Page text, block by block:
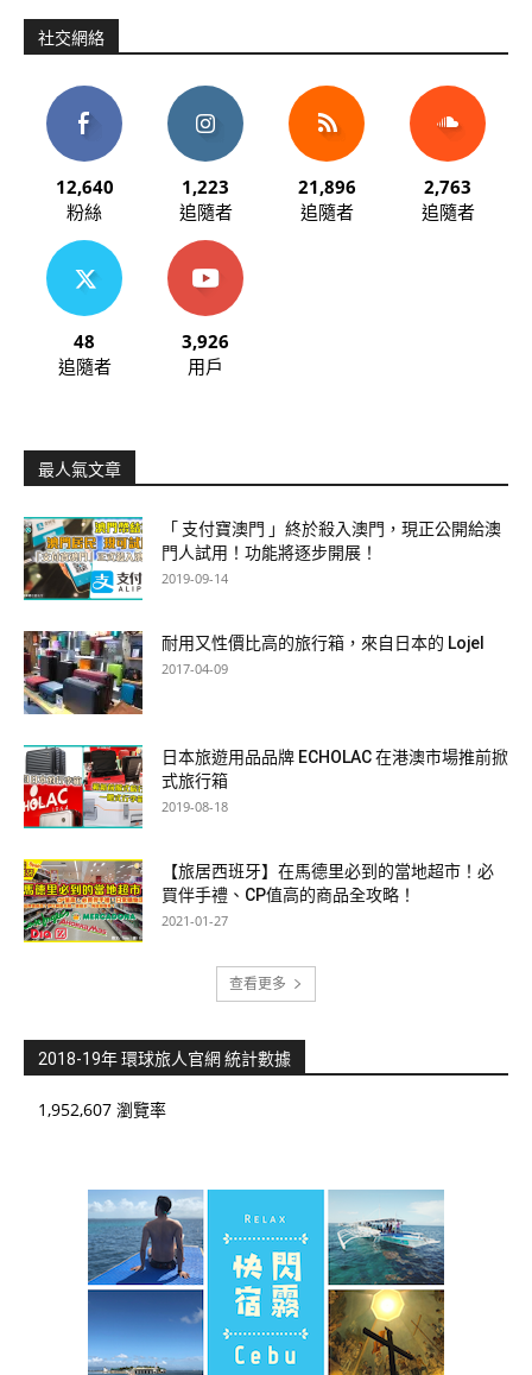
社交網絡
12,640
粉絲
1,223
追隨者
21,896
追隨者
2,763
追隨者
48
追隨者
3,926
用戶
最人氣文章
「 支付寶澳門 」終於殺入澳門，現正公開給澳
門人試用！功能將逐步開展！
2019-09-14
耐用又性價比高的旅行箱，來自日本的 Lojel
2017-04-09
日本旅遊用品品牌 ECHOLAC 在港澳市場推前掀
式旅行箱
2019-08-18
【旅居西班牙】在馬德里必到的當地超市！必
買伴手禮、CP值高的商品全攻略！
2021-01-27
查看更多
2018-19年 環球旅人官網 統計數據
1,952,607 瀏覽率